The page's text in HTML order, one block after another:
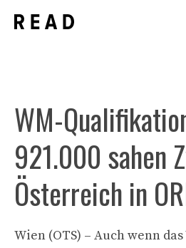
Inhalt
WM-
921.000 sahen
Österreich in
Wien (OTS) – Auch wenn